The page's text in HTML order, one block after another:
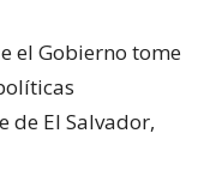
el Gobierno tome
de El Salvador,